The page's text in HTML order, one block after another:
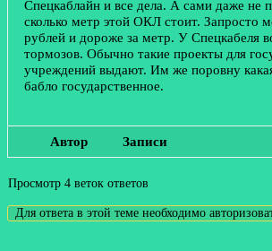
Спецкаблайн и все дела. А сами даже не
сколько метр этой ОКЛ стоит. Запросто
рублей и дороже за метр. У Спецкабеля
тормозов. Обычно такие проекты для
учреждений выдают. Им же поровну
бабло государственное.
Автор Записи
Просмотр 4 веток ответов
Для ответа в этой теме необходимо